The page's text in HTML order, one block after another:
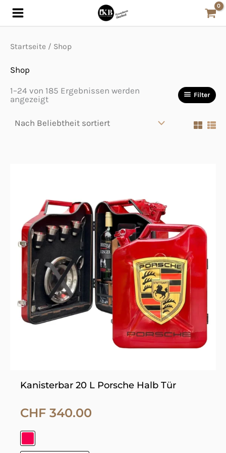
Zum
Startseite / Shop
Shop
1–24 von 185 Ergebnissen werden
angezeigt
Filter
Kanisterbar 20 L Porsche Halb Tür
CHF 340.00
weist
mehrere
Varianten
auf.
Die
Optionen
können
auf
der
Produktseite